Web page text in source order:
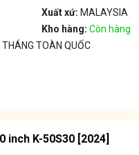
Xuất xứ: MALAYSIA
Kho hàng: Còn hàng
TOÀN QUỐC
inch K-50S30 [2024]